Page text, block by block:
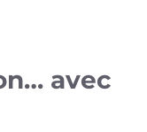
avec